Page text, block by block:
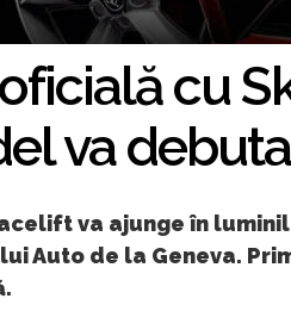
cu
va
va ajunge în
Auto de la Geneva.